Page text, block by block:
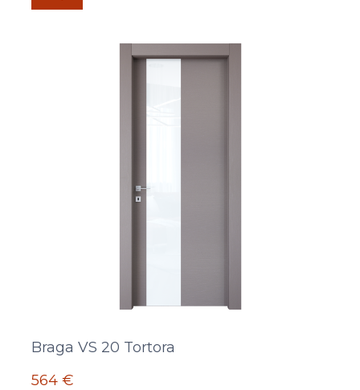
Braga VS 20 Tortora
564 €